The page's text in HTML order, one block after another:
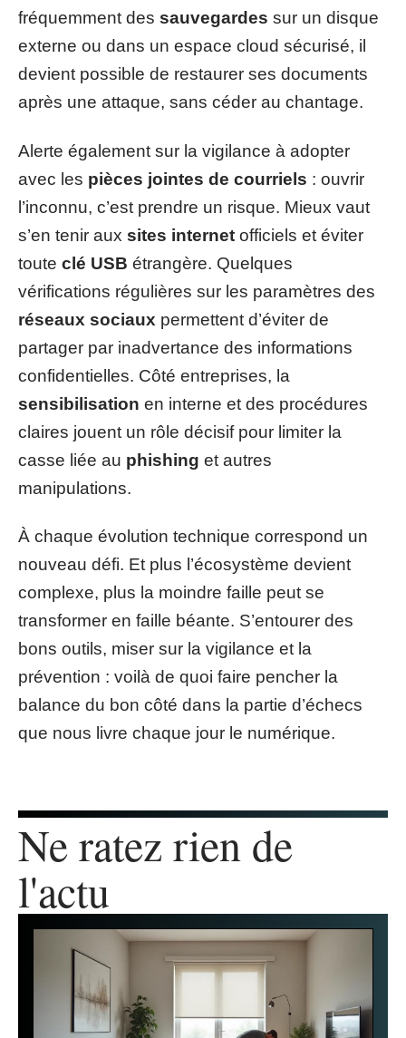
fréquemment des sauvegardes sur un disque
externe ou dans un espace cloud sécurisé, il
devient possible de restaurer ses documents
après une attaque, sans céder au chantage.
Alerte également sur la vigilance à adopter
avec les pièces jointes de courriels : ouvrir
l’inconnu, c’est prendre un risque. Mieux vaut
s’en tenir aux sites internet officiels et éviter
toute clé USB étrangère. Quelques
vérifications régulières sur les paramètres des
réseaux sociaux permettent d’éviter de
partager par inadvertance des informations
confidentielles. Côté entreprises, la
sensibilisation en interne et des procédures
claires jouent un rôle décisif pour limiter la
casse liée au phishing et autres
manipulations.
À chaque évolution technique correspond un
nouveau défi. Et plus l’écosystème devient
complexe, plus la moindre faille peut se
transformer en faille béante. S’entourer des
bons outils, miser sur la vigilance et la
prévention : voilà de quoi faire pencher la
balance du bon côté dans la partie d’échecs
que nous livre chaque jour le numérique.
Ne ratez rien de
l'actu